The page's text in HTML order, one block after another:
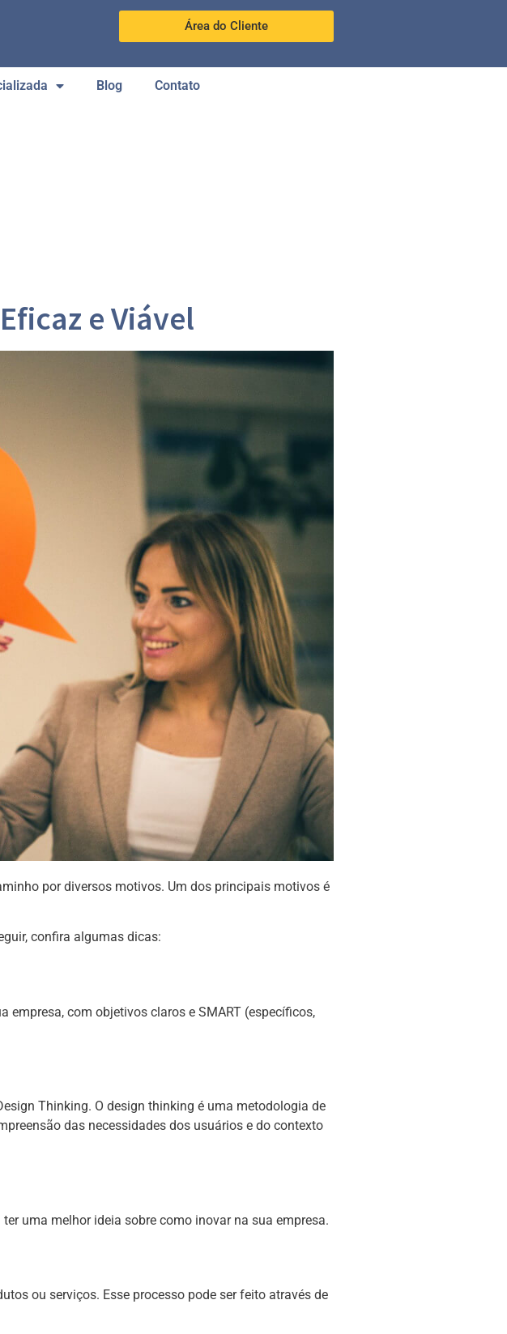
Área do Cliente
Blog Contato
e Viável
por diversos motivos. Um dos principais motivos é
confira algumas dicas:
empresa, com objetivos claros e SMART (específicos,
Thinking. O design thinking é uma metodologia de
das necessidades dos usuários e do contexto
uma melhor ideia sobre como inovar na sua empresa.
ou serviços. Esse processo pode ser feito através de